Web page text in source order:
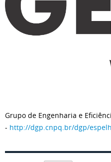
Grupo de Engenharia e
- http://dgp.cnpq.br/dgp/